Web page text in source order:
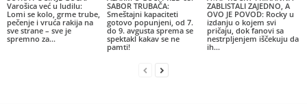
Varošica već u ludilu:
Lomi se kolo, grme trube,
pečenje i vruća rakija na
sve strane – sve je
spremno za...
SABOR TRUBAČA:
Smeštajni kapaciteti
gotovo popunjeni, od 7.
do 9. avgusta sprema se
spektakl kakav se ne
pamti!
ZABLISTALI ZAJEDNO, A
OVO JE POVOD: Rocky u
izdanju o kojem svi
pričaju, dok fanovi sa
nestrpljenjem iščekuju da
ih...